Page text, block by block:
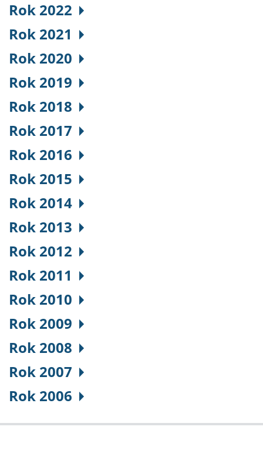
Rok 2022
Rok 2021
Rok 2020
Rok 2019
Rok 2018
Rok 2017
Rok 2016
Rok 2015
Rok 2014
Rok 2013
Rok 2012
Rok 2011
Rok 2010
Rok 2009
Rok 2008
Rok 2007
Rok 2006